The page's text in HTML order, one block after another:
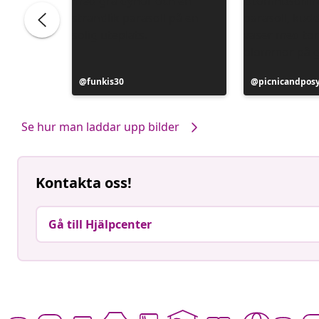
Inlägg
publicerat
funkis30
Inlägg
publicerat
Se hur man laddar upp bilder
Kontakta oss!
Gå till Hjälpcenter